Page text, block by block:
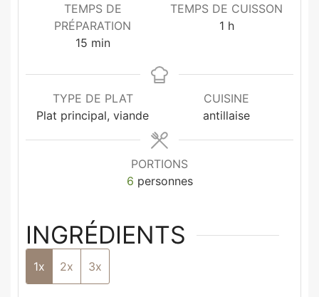
TEMPS DE
PRÉPARATION
15 min
TEMPS DE CUISSON
1 h
TYPE DE PLAT
Plat principal, viande
CUISINE
antillaise
PORTIONS
6 personnes
INGRÉDIENTS
1x 2x 3x